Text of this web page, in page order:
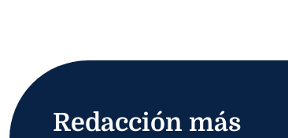
Redacción más